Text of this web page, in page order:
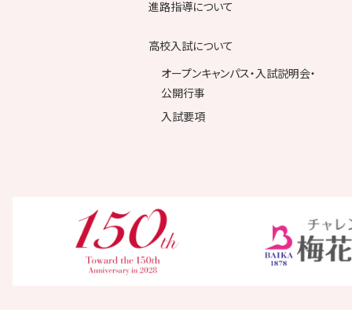
進路指導について
高校入試について
オープンキャンパス・入試説明会・
公開行事
入試要項